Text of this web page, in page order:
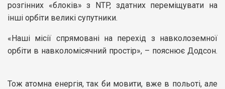
розгінних «блоків» з NTP, здатних переміщувати на
інші орбіти великі супутники.
«Наші місії спрямовані на перехід з навколоземної
орбіти в навколомісячний простір», – пояснює Додсон.
Тож атомна енергія, так би мовити, вже в польоті, але